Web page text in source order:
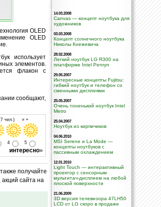
OLED
OLED
использует
элементов.
флакон с
сообщают,
чел.) » +
4 5
интересно»
получайте
сайта на
14.03.2008
Canvas — концепт ноутбука для
художников
03.03.2008
Концепт солнечного ноутбука
Николы Кнежевича
28.02.2008
Легкий ноутбук LG R300 на
платформе Intel Penryn
29.05.2007
Интересные концепты Fujitsu:
гибкий ноутбук и телефон со
сменными дисплеями
25.05.2007
Очень тоненький ноутбук Intel
Metro
25.04.2007
Ноутбук из кирпичиков
04.06.2010
MSI Serene и La Mode —
концепты ноутбуков с
пассивным охлаждением
12.01.2010
Light Touch — интерактивный
проектор с сенсорным
мультитач-дисплеем на любой
плоской поверхности
21.06.2009
3D версия телевизора 47LH50
LCD от LG скоро в продаже